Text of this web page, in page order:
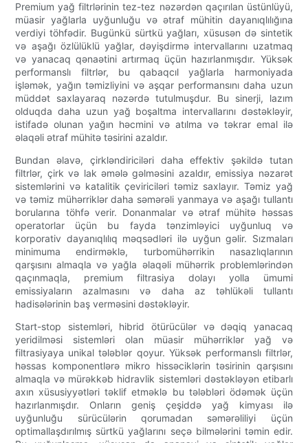
Premium yağ filtrlərinin tez-tez nəzərdən qaçırılan üstünlüyü,
müasir yağlarla uyğunluğu və ətraf mühitin dayanıqlılığına
verdiyi töhfədir. Bugünkü sürtkü yağları, xüsusən də sintetik
və aşağı özlülüklü yağlar, dəyişdirmə intervallarını uzatmaq
və yanacaq qənaətini artırmaq üçün hazırlanmışdır. Yüksək
performanslı filtrlər, bu qabaqcıl yağlarla harmoniyada
işləmək, yağın təmizliyini və aşqar performansını daha uzun
müddət saxlayaraq nəzərdə tutulmuşdur. Bu sinerji, lazım
olduqda daha uzun yağ boşaltma intervallarını dəstəkləyir,
istifadə olunan yağın həcmini və atılma və təkrar emal ilə
əlaqəli ətraf mühitə təsirini azaldır.
Bundan əlavə, çirkləndiriciləri daha effektiv şəkildə tutan
filtrlər, çirk və lak əmələ gəlməsini azaldır, emissiya nəzarət
sistemlərini və katalitik çeviriciləri təmiz saxlayır. Təmiz yağ
və təmiz mühərriklər daha səmərəli yanmaya və aşağı tullantı
borularına töhfə verir. Donanmalar və ətraf mühitə həssas
operatorlar üçün bu fayda tənzimləyici uyğunluq və
korporativ dayanıqlılıq məqsədləri ilə uyğun gəlir. Sızmaları
minimuma endirməklə, turbomühərrikin nasazlıqlarının
qarşısını almaqla və yağla əlaqəli mühərrik problemlərindən
qaçınmaqla, premium filtrasiya dolayı yolla ümumi
emissiyaların azalmasını və daha az təhlükəli tullantı
hadisələrinin baş verməsini dəstəkləyir.
Start-stop sistemləri, hibrid ötürücülər və dəqiq yanacaq
yeridilməsi sistemləri olan müasir mühərriklər yağ və
filtrasiyaya unikal tələblər qoyur. Yüksək performanslı filtrlər,
həssas komponentlərə mikro hissəciklərin təsirinin qarşısını
almaqla və mürəkkəb hidravlik sistemləri dəstəkləyən etibarlı
axın xüsusiyyətləri təklif etməklə bu tələbləri ödəmək üçün
hazırlanmışdır. Onların geniş çeşiddə yağ kimyası ilə
uyğunluğu sürücülərin qorumadan səmərəliliyi üçün
optimallaşdırılmış sürtkü yağlarını seçə bilmələrini təmin edir.